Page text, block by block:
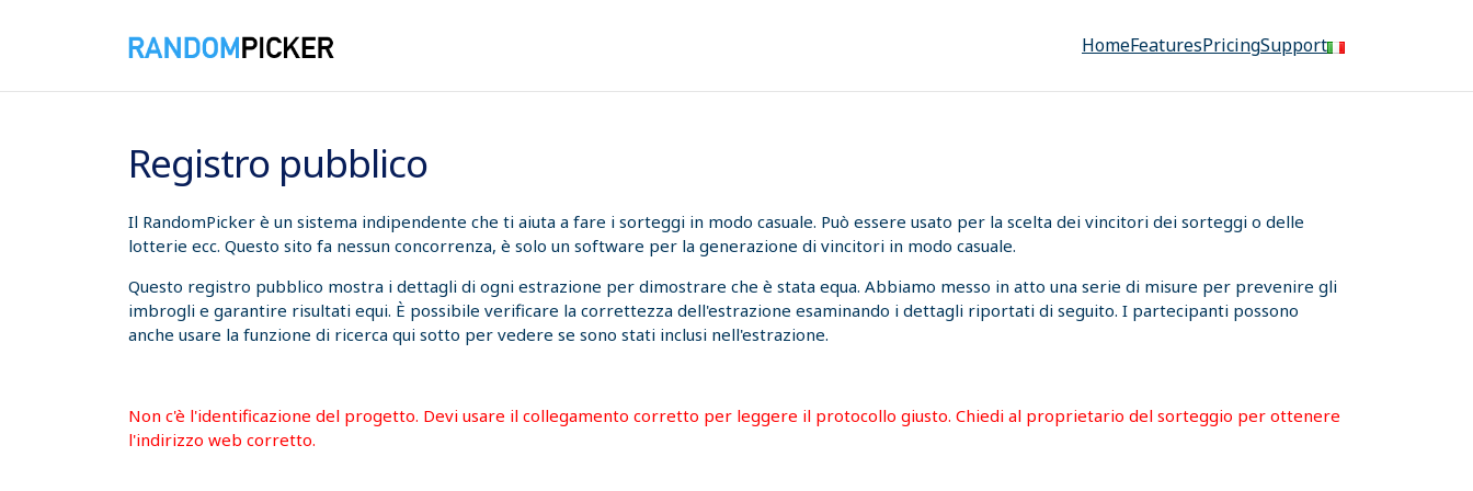
HomeFeaturesPricingSupport
Registro pubblico
Il RandomPicker è un sistema indipendente che ti aiuta a fare i sorteggi in modo casuale. Può essere usato per la scelta dei vincitori dei sorteggi o delle
lotterie ecc. Questo sito fa nessun concorrenza, è solo un software per la generazione di vincitori in modo casuale.
Questo registro pubblico mostra i dettagli di ogni estrazione per dimostrare che è stata equa. Abbiamo messo in atto una serie di misure per prevenire gli
imbrogli e garantire risultati equi. È possibile verificare la correttezza dell'estrazione esaminando i dettagli riportati di seguito. I partecipanti possono
anche usare la funzione di ricerca qui sotto per vedere se sono stati inclusi nell'estrazione.
Non c'è l'identificazione del progetto. Devi usare il collegamento corretto per leggere il protocollo giusto. Chiedi al proprietario del sorteggio per ottenere
l'indirizzo web corretto.